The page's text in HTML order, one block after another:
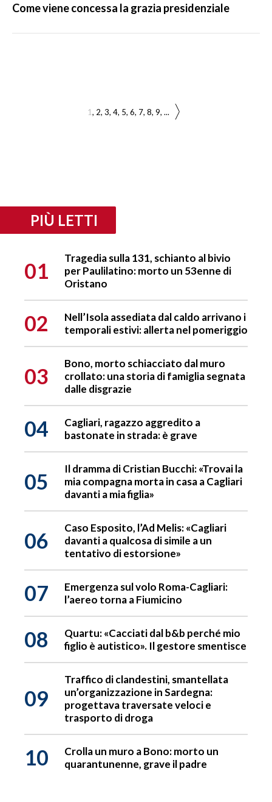
Come viene concessa la grazia presidenziale
1 2 3 4 5 6 7 8 9 ...
PIÙ LETTI
01
Tragedia sulla 131, schianto al bivio
per Paulilatino: morto un 53enne di
Oristano
02
Nell’Isola assediata dal caldo arrivano i
temporali estivi: allerta nel pomeriggio
03
Bono, morto schiacciato dal muro
crollato: una storia di famiglia segnata
dalle disgrazie
04
Cagliari, ragazzo aggredito a
bastonate in strada: è grave
05
Il dramma di Cristian Bucchi: «Trovai la
mia compagna morta in casa a Cagliari
davanti a mia figlia»
06
Caso Esposito, l’Ad Melis: «Cagliari
davanti a qualcosa di simile a un
tentativo di estorsione»
07
Emergenza sul volo Roma-Cagliari:
l’aereo torna a Fiumicino
08
Quartu: «Cacciati dal b&b perché mio
figlio è autistico». Il gestore smentisce
09
Traffico di clandestini, smantellata
un’organizzazione in Sardegna:
progettava traversate veloci e
trasporto di droga
10
Crolla un muro a Bono: morto un
quarantunenne, grave il padre